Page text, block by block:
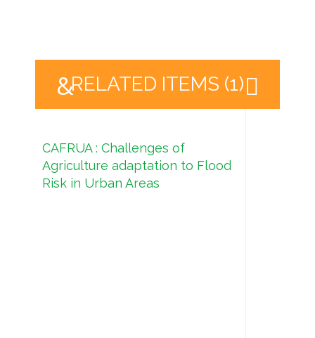
RELATED ITEMS (1)
CAFRUA : Challenges of
Agriculture adaptation to Flood
Risk in Urban Areas